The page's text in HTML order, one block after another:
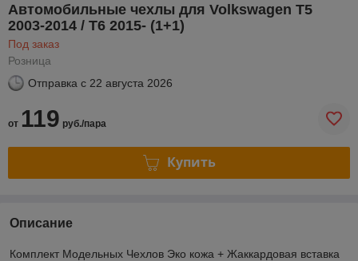
Автомобильные чехлы для Volkswagen T5
2003-2014 / T6 2015- (1+1)
Под заказ
Розница
Отправка с 22 августа 2026
от 119 руб./пара
Купить
Описание
Комплект Модельных Чехлов Эко кожа + Жаккардовая вставка